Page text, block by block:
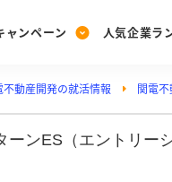
ャンペーン
Post
投稿する
人気企業ラ
Ranking
ランキングを見る
PickUp
注目の企業特集
不動産開発の就活情報 関電
ンES（エントリー